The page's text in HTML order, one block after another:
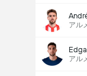
アル
アル